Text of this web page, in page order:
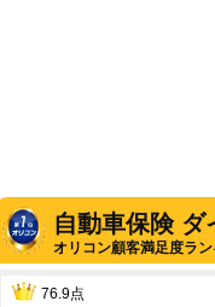
自動車保険 ダ
オリコン顧客満足度ラ
76.9点